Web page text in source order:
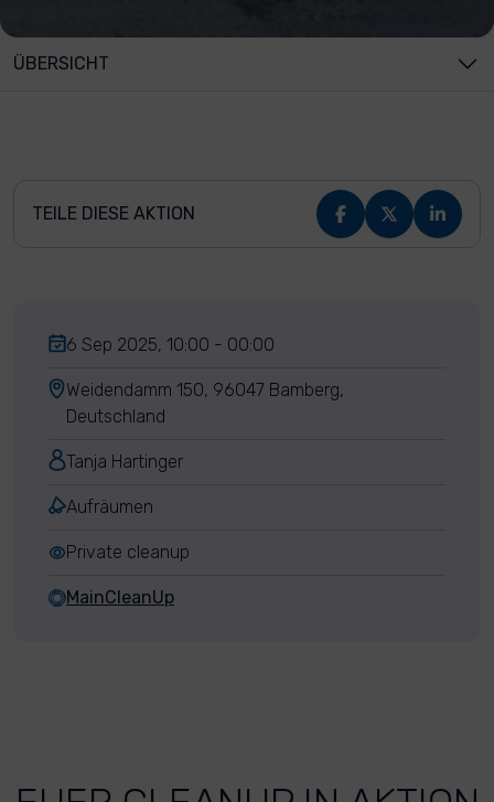
ÜBERSICHT
TEILE DIESE AKTION
6 Sep 2025, 10:00 - 00:00
Weidendamm 150, 96047 Bamberg,
Deutschland
Tanja Hartinger
Aufräumen
Private cleanup
MainCleanUp